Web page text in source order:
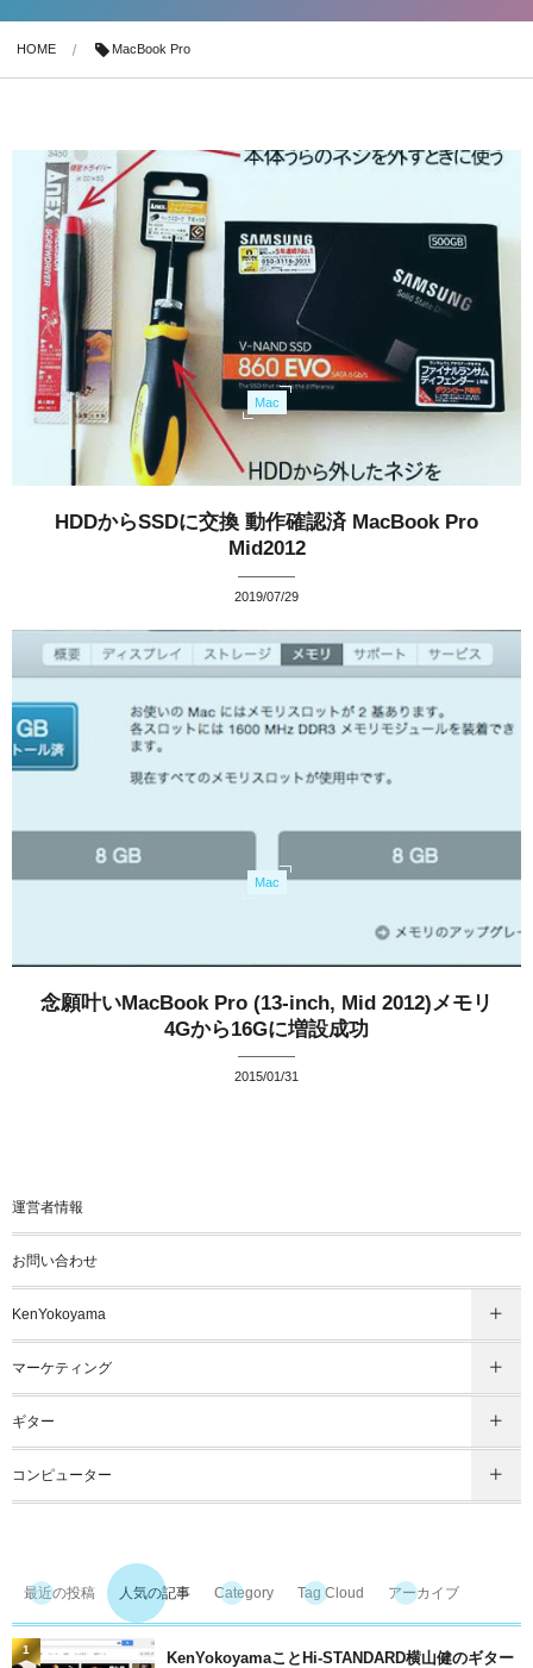
HOME MacBook Pro
Mac
HDDからSSDに交換 動作確認済 MacBook Pro
Mid2012
2019/07/29
Mac
念願叶いMacBook Pro (13-inch, Mid 2012)メモリ
4Gから16Gに増設成功
2015/01/31
運営者情報
お問い合わせ
KenYokoyama
マーケティング
ギター
コンピューター
最近の投稿 人気の記事 Category Tag Cloud アーカイブ
KenYokoyamaことHi-STANDARD横山健のギター
1